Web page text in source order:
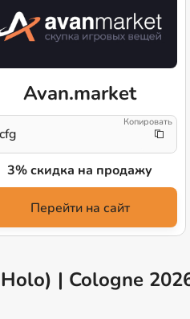
Avan.market
cfg
3% скидка на продажу
Перейти на сайт
| Cologne